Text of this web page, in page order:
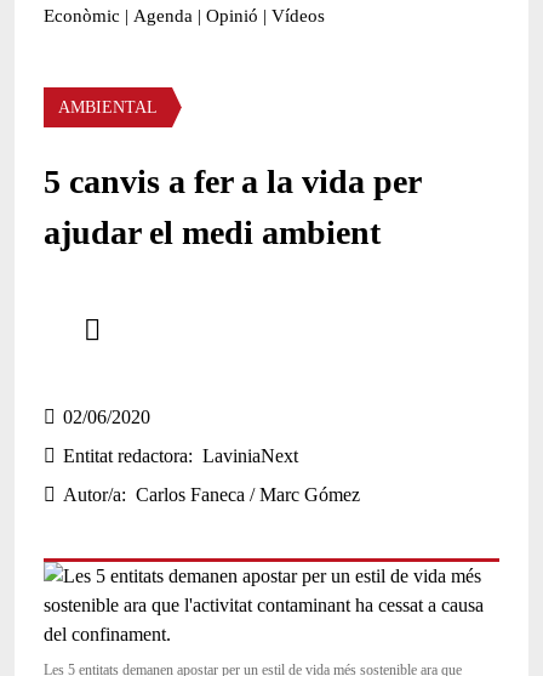
Econòmic | Agenda | Opinió | Vídeos
Àmbit de la notícia
AMBIENTAL
5 canvis a fer a la vida per
ajudar el medi ambient
02/06/2020
Entitat redactora
LaviniaNext
Autor/a
Carlos Faneca / Marc Gómez
Les 5 entitats demanen apostar per un estil de vida més sostenible ara que